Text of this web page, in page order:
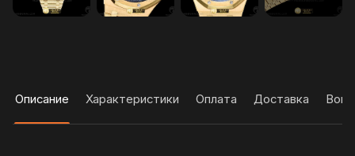
Описание Характеристики Оплата Доставка